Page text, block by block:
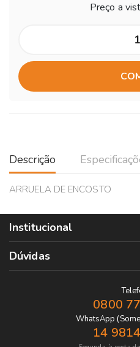
Preço a
Descrição
ARRUELA DE ENCOSTO
Institucional
Dúvidas
0800
WhatsApp
14